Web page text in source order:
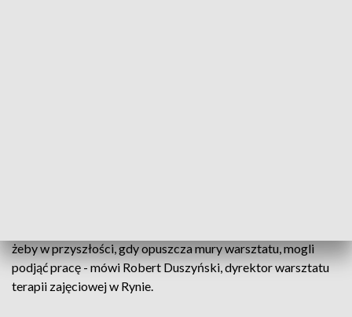
żeby w przyszłości, gdy opuszcza mury warsztatu, mogli
podjąć pracę - mówi Robert Duszyński, dyrektor warsztatu
terapii zajęciowej w Rynie.